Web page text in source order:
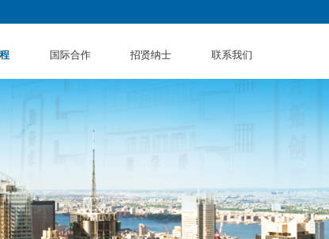
国际合作 招贤纳士 联系我们